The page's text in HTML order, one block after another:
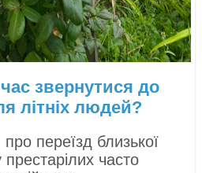
звернутися до
літніх людей?
переїзд близької
часто